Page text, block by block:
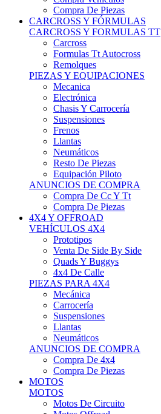
Compra De Piezas
CARCROSS Y FÓRMULAS
CARCROSS Y FORMULAS TT
Carcross
Formulas Tt Autocross
Remolques
PIEZAS Y EQUIPACIONES
Mecanica
Electrónica
Chasis Y Carrocería
Suspensiones
Frenos
Llantas
Neumáticos
Resto De Piezas
Equipación Piloto
ANUNCIOS DE COMPRA
Compra De Cc Y Tt
Compra De Piezas
4X4 Y OFFROAD
VEHÍCULOS 4X4
Prototipos
Venta De Side By Side
Quads Y Buggys
4x4 De Calle
PIEZAS PARA 4X4
Mecánica
Carrocería
Suspensiones
Llantas
Neumáticos
ANUNCIOS DE COMPRA
Compra De 4x4
Compra De Piezas
MOTOS
MOTOS
Motos De Circuito